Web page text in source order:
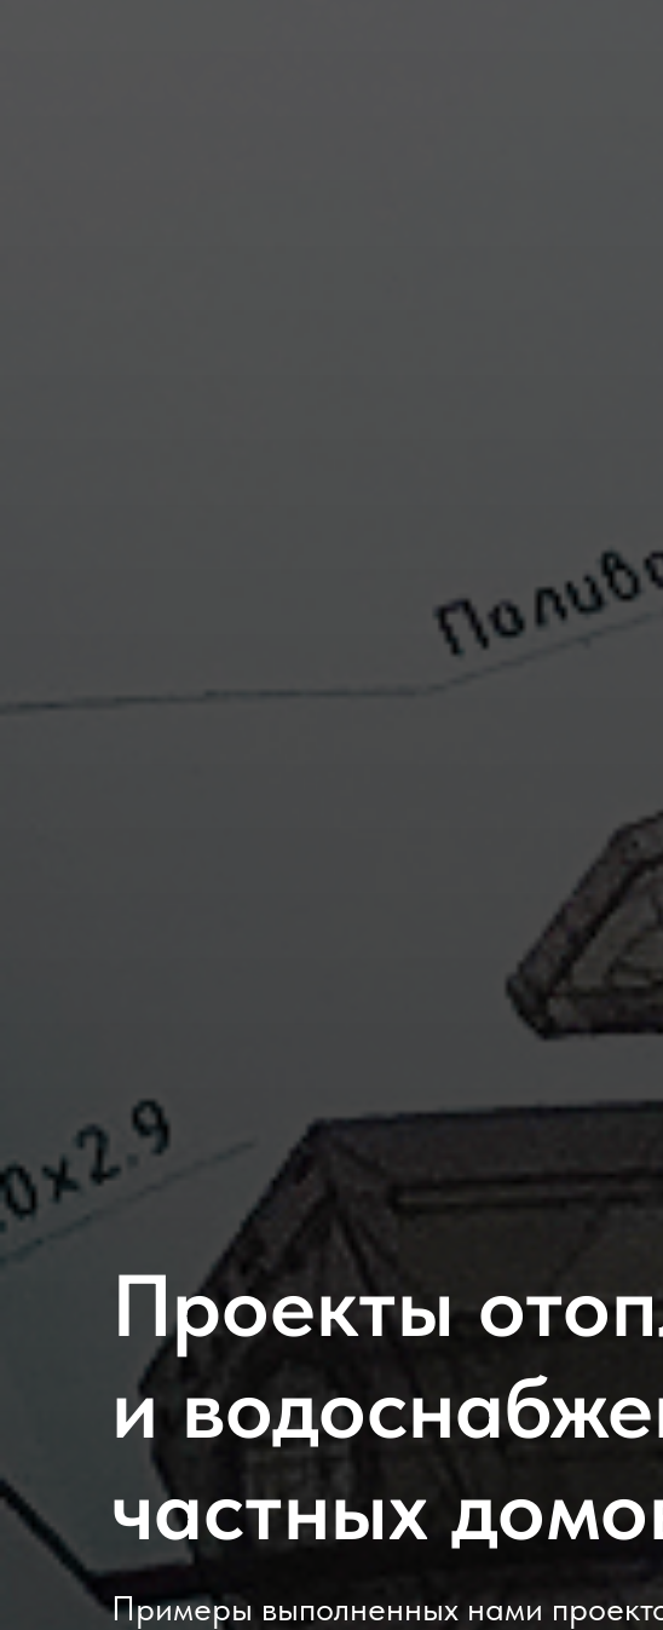
Проекты
и
частных
Примеры выполненных нами